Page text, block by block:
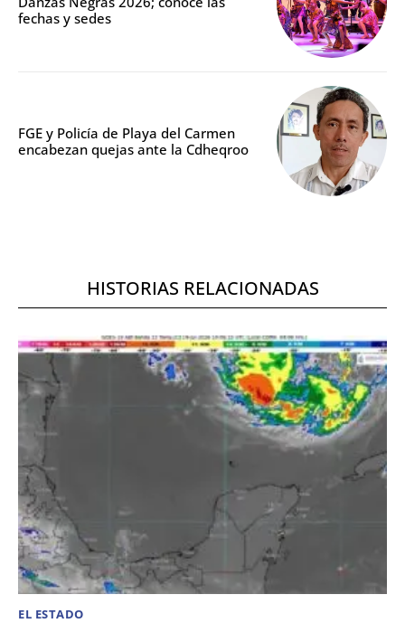
fechas y sedes
FGE y Policía de Playa del Carmen
encabezan quejas ante la Cdheqroo
HISTORIAS RELACIONADAS
EL ESTADO